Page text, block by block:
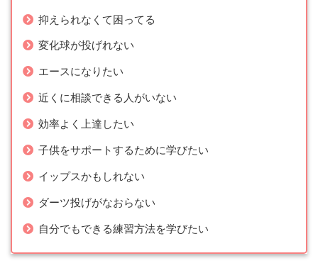
抑えられなくて困ってる
変化球が投げれない
エースになりたい
近くに相談できる人がいない
効率よく上達したい
子供をサポートするために学びたい
イップスかもしれない
ダーツ投げがなおらない
自分でもできる練習方法を学びたい